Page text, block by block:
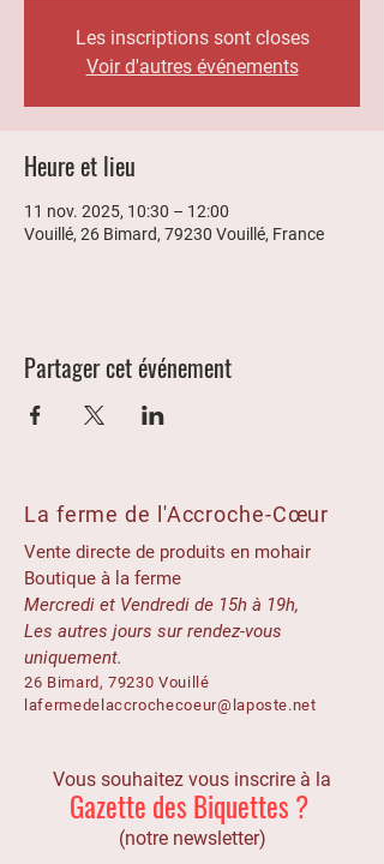
Les inscriptions sont closes
Voir d'autres événements
Heure et lieu
11 nov. 2025, 10:30 – 12:00
Vouillé, 26 Bimard, 79230 Vouillé, France
Partager cet événement
La ferme de l'Accroche-Cœur
Vente directe de produits en mohair
Boutique à la ferme
Mercredi et Vendredi de 15h à 19h,
Les autres jours sur rendez-vous
uniquement.
26 Bimard, 79230 Vouillé
lafermedelaccrochecoeur@laposte.net
Vous souhaitez vous inscrire à la
Gazette des Biquettes ?
(notre newsletter)